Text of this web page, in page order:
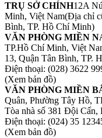
TRỤ SỞ CHÍNH12A
Minh, Việt Nam(Địa chỉ
Bình, TP. Hồ Chí Minh)
VĂN PHÒNG MIỀN
TP.Hồ Chí Minh, Việt
13, Quận Tân Bình, TP.
Điện thoại: (028) 3622
(Xem bản đồ)
VĂN PHÒNG MIỀN
Quân, Phường Tây Hồ,
Tòa nhà số 381 Đội
Điện thoại: (024) 35
(Xem bản đồ)